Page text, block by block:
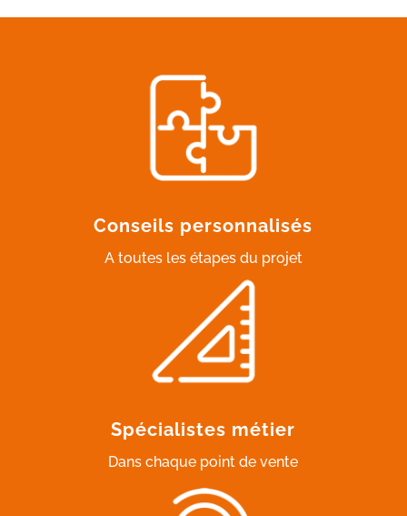
Conseils personnalisés
A toutes les étapes du projet
Spécialistes métier
Dans chaque point de vente